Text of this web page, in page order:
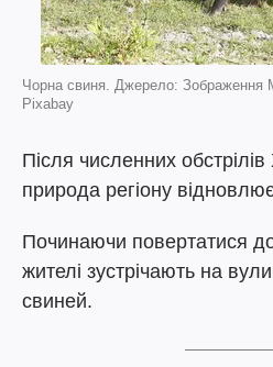
Чорна свиня. Джерело: Зображення
Pixabay
Після численних
природа регіону
Починаючи повертатися до
жителі зустрічають на
свиней.